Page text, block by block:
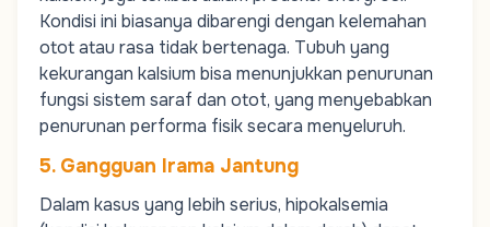
Kondisi ini biasanya dibarengi dengan kelemahan
otot atau rasa tidak bertenaga. Tubuh yang
kekurangan kalsium bisa menunjukkan penurunan
fungsi sistem saraf dan otot, yang menyebabkan
penurunan performa fisik secara menyeluruh.
5. Gangguan Irama Jantung
Dalam kasus yang lebih serius, hipokalsemia